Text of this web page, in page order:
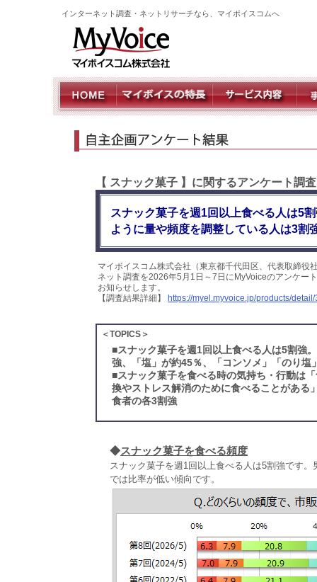
インターネット調査・ネットリサーチなら、マイボイスコムへ
【 スナック菓子 】に関するアンケート調
スナック菓子を週1回以上食べる人は5
ように量や頻度を調整している人は3割
マイボイスコム株式会社（東京都千代田区、代表取締
ネット調査を2026年5月1日～7日にMyVoiceのアンケー
お知らせします。
【調査結果詳細】
https://myel.myvoice.jp/products/
＜TOPICS＞
■スナック菓子を週1回以上食べる人は5割強
強、「塩」が約45％、「コンソメ」「のり塩
■スナック菓子を食べる時の気持ち・行動は
換やストレス解消のために食べることがある
食者の各3割強
◆スナック菓子を食べる頻度
スナック菓子を週1回以上食べる人は5割強です
では比率が低い傾向です。